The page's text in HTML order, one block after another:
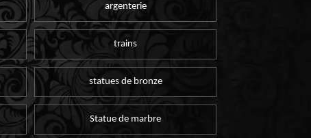
argenterie
trains
statues de bronze
Statue de marbre